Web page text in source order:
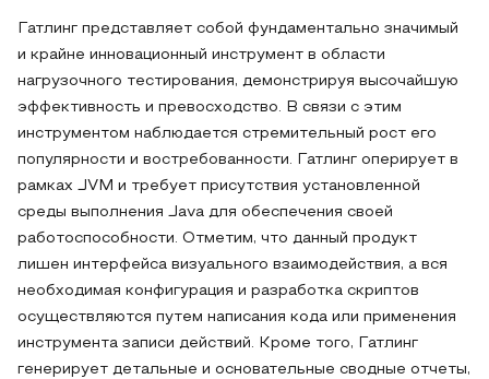
Гатлинг представляет собой фундаментально значимый
и крайне инновационный инструмент в области
нагрузочного тестирования, демонстрируя высочайшую
эффективность и превосходство. В связи с этим
инструментом наблюдается стремительный рост его
популярности и востребованности. Гатлинг оперирует в
рамках JVM и требует присутствия установленной
среды выполнения Java для обеспечения своей
работоспособности. Отметим, что данный продукт
лишен интерфейса визуального взаимодействия, а вся
необходимая конфигурация и разработка скриптов
осуществляются путем написания кода или применения
инструмента записи действий. Кроме того, Гатлинг
генерирует детальные и основательные сводные отчеты,